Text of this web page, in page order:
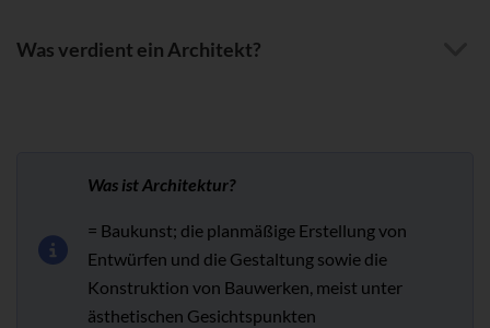
Was verdient ein Architekt?
Was ist Architektur?
= Baukunst; die planmäßige Erstellung von
Entwürfen und die Gestaltung sowie die
Konstruktion von Bauwerken, meist unter
ästhetischen Gesichtspunkten